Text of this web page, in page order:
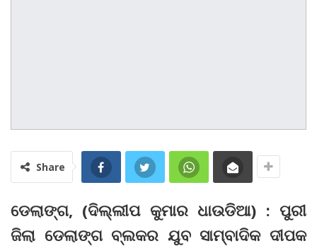
Share
ଡେଲାଙ୍ଗ, (ଦିଲ୍ଲୀପ କୁମାର ଧାଉଡିଆ) : ପୁରୀ
ଜିଲା ଡେଲାଙ୍ଗ ବ୍ଲକର ଯୁବ ସାମ୍ବାଦିକ ଦୀପକ